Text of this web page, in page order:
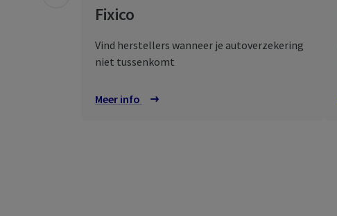
Fixico
Vind herstellers wanneer je autoverzekering
niet tussenkomt
Meer info over Fixico